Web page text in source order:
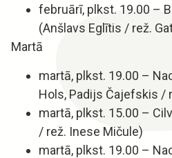
februārī, plkst. 19.00 –
(Anšlavs Eglītis / rež.
Martā
martā, plkst. 19.00 –
Hols, Padijs Čajefskis /
martā, plkst. 15.00 –
/ rež. Inese Mičule)
martā, plkst. 19.00 –